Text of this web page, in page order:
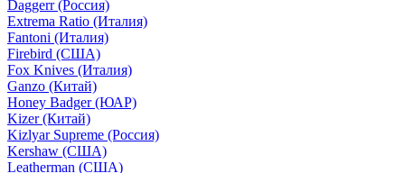
Daggerr (Россия)
Extrema Ratio (Италия)
Fantoni (Италия)
Firebird (США)
Fox Knives (Италия)
Ganzo (Китай)
Honey Badger (ЮАР)
Kizer (Китай)
Kizlyar Supreme (Россия)
Kershaw (США)
Leatherman (США)